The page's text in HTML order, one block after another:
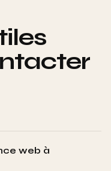
web à